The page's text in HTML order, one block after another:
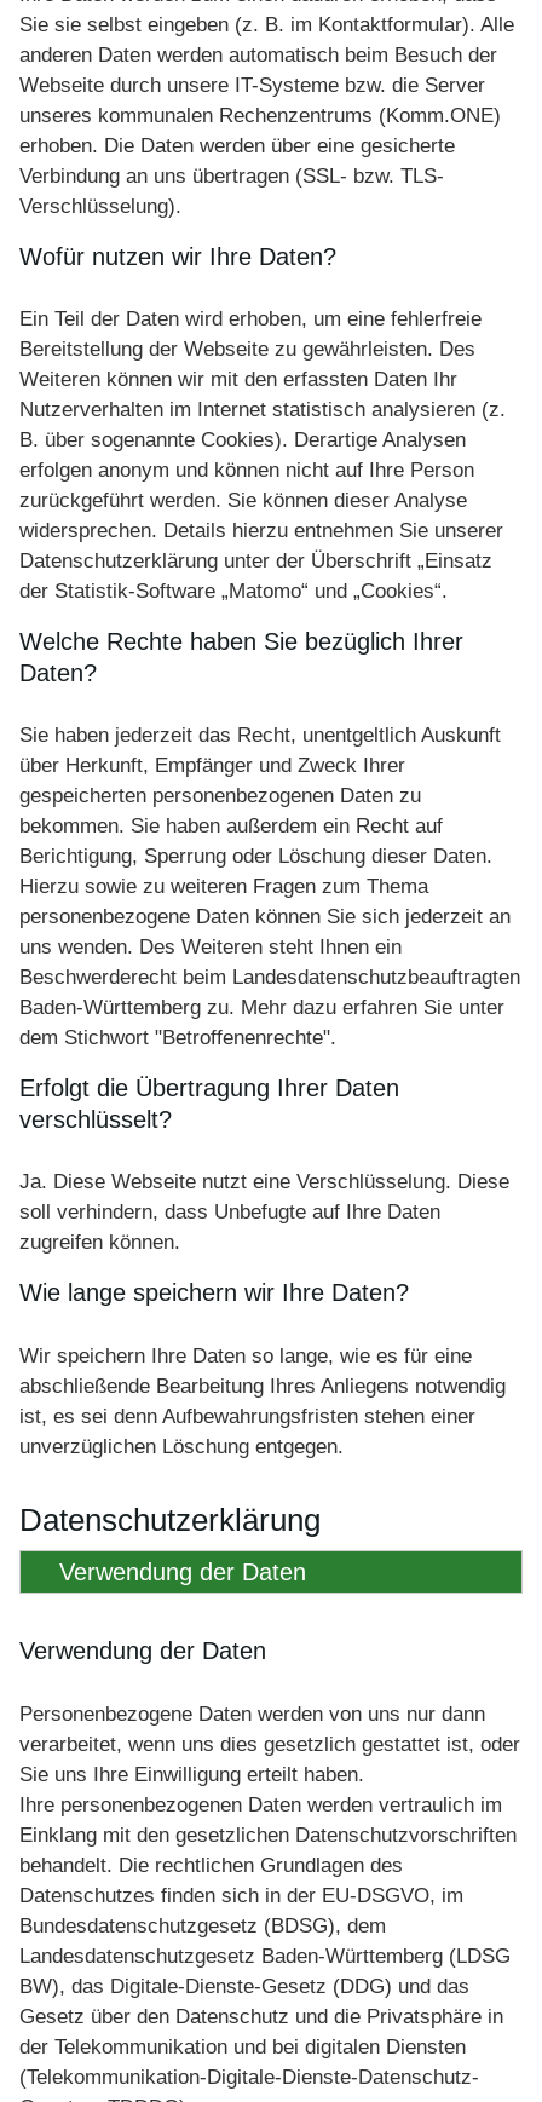
Sie sie selbst eingeben (z. B. im Kontaktformular). Alle
anderen Daten werden automatisch beim Besuch der
Webseite durch unsere IT-Systeme bzw. die Server
unseres kommunalen Rechenzentrums (Komm.ONE)
erhoben. Die Daten werden über eine gesicherte
Verbindung an uns übertragen (SSL- bzw. TLS-
Verschlüsselung).
Wofür nutzen wir Ihre Daten?
Ein Teil der Daten wird erhoben, um eine fehlerfreie
Bereitstellung der Webseite zu gewährleisten. Des
Weiteren können wir mit den erfassten Daten Ihr
Nutzerverhalten im Internet statistisch analysieren (z.
B. über sogenannte Cookies). Derartige Analysen
erfolgen anonym und können nicht auf Ihre Person
zurückgeführt werden. Sie können dieser Analyse
widersprechen. Details hierzu entnehmen Sie unserer
Datenschutzerklärung unter der Überschrift „Einsatz
der Statistik-Software „Matomo“ und „Cookies“.
Welche Rechte haben Sie bezüglich Ihrer
Daten?
Sie haben jederzeit das Recht, unentgeltlich Auskunft
über Herkunft, Empfänger und Zweck Ihrer
gespeicherten personenbezogenen Daten zu
bekommen. Sie haben außerdem ein Recht auf
Berichtigung, Sperrung oder Löschung dieser Daten.
Hierzu sowie zu weiteren Fragen zum Thema
personenbezogene Daten können Sie sich jederzeit an
uns wenden. Des Weiteren steht Ihnen ein
Beschwerderecht beim Landesdatenschutzbeauftragten
Baden-Württemberg zu. Mehr dazu erfahren Sie unter
dem Stichwort "Betroffenenrechte".
Erfolgt die Übertragung Ihrer Daten
verschlüsselt?
Ja. Diese Webseite nutzt eine Verschlüsselung. Diese
soll verhindern, dass Unbefugte auf Ihre Daten
zugreifen können.
Wie lange speichern wir Ihre Daten?
Wir speichern Ihre Daten so lange, wie es für eine
abschließende Bearbeitung Ihres Anliegens notwendig
ist, es sei denn Aufbewahrungsfristen stehen einer
unverzüglichen Löschung entgegen.
Datenschutzerklärung
Verwendung der Daten
Verwendung der Daten
Personenbezogene Daten werden von uns nur dann
verarbeitet, wenn uns dies gesetzlich gestattet ist, oder
Sie uns Ihre Einwilligung erteilt haben.
Ihre personenbezogenen Daten werden vertraulich im
Einklang mit den gesetzlichen Datenschutzvorschriften
behandelt. Die rechtlichen Grundlagen des
Datenschutzes finden sich in der EU-DSGVO, im
Bundesdatenschutzgesetz (BDSG), dem
Landesdatenschutzgesetz Baden-Württemberg (LDSG
BW), das Digitale-Dienste-Gesetz (DDG) und das
Gesetz über den Datenschutz und die Privatsphäre in
der Telekommunikation und bei digitalen Diensten
(Telekommunikation-Digitale-Dienste-Datenschutz-